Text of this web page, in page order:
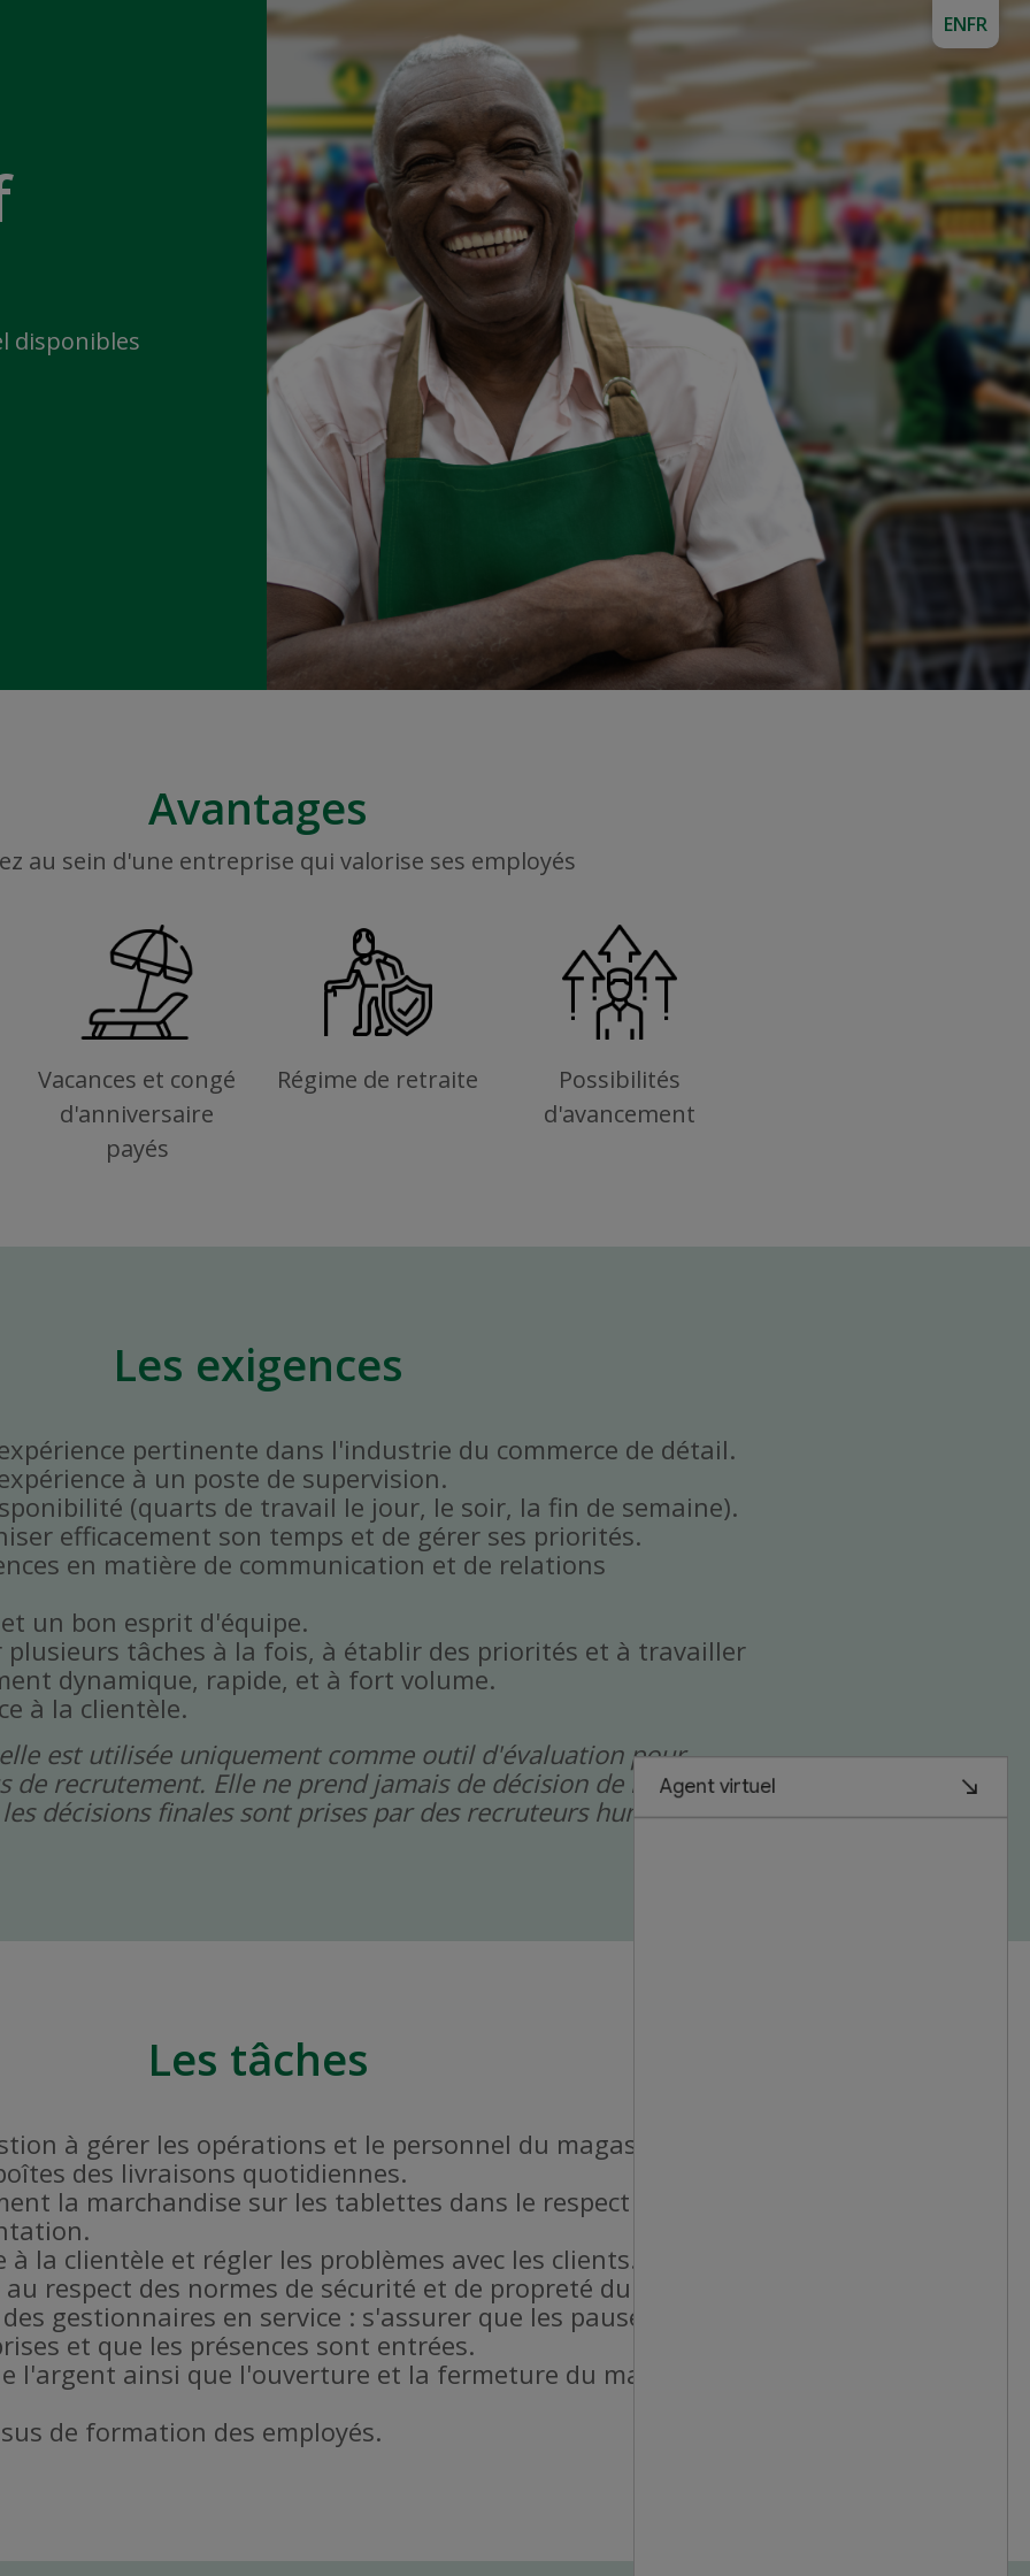
disponibles
Avantages
au sein d'une entreprise qui valorise ses employés
Vacances et congé
d'anniversaire
payés
Régime de retraite
Possibilités
d'avancement
Les exigences
pertinente dans l'industrie du commerce de détail.
à un poste de supervision.
(quarts de travail le jour, le soir, la fin de semaine).
efficacement son temps et de gérer ses priorités.
en matière de communication et de relations
un bon esprit d'équipe.
plusieurs tâches à la fois, à établir des priorités et à travailler
dynamique, rapide, et à fort volume.
à la clientèle.
est utilisée uniquement comme outil d'évaluation pour
de recrutement. Elle ne prend jamais de décision de rejet de
décisions finales sont prises par des recruteurs humains.
Les tâches
à gérer les opérations et le personnel du magasin.
des livraisons quotidiennes.
la marchandise sur les tablettes dans le respect des
la clientèle et régler les problèmes avec les clients.
respect des normes de sécurité et de propreté du magasin.
gestionnaires en service : s'assurer que les pauses
et que les présences sont entrées.
l'argent ainsi que l'ouverture et la fermeture du magasin au
de formation des employés.
ENFR